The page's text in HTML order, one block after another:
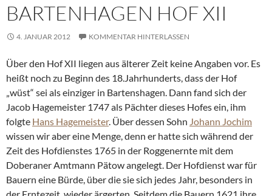
BARTENHAGEN HOF XII
4. JANUAR 2012 KOMMENTAR HINTERLASSEN
Über den Hof XII liegen aus älterer Zeit keine Angaben vor. Es
heißt noch zu Beginn des 18.Jahrhunderts, dass der Hof
„wüst“ sei als einziger in Bartenshagen. Dann fand sich der
Jacob Hagemeister 1747 als Pächter dieses Hofes ein, ihm
folgte Hans Hagemeister. Über dessen Sohn Johann Jochim
wissen wir aber eine Menge, denn er hatte sich während der
Zeit des Hofdienstes 1765 in der Roggenernte mit dem
Doberaner Amtmann Pätow angelegt. Der Hofdienst war für
Bauern eine Bürde, über die sie sich jedes Jahr, besonders in